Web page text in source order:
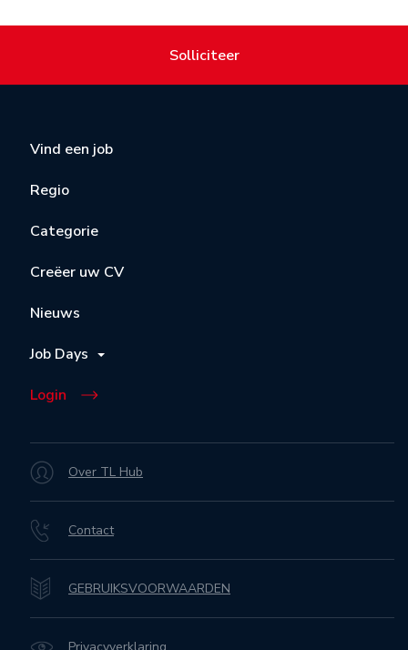
Solliciteer
Vind een job
Regio
Categorie
Creëer uw CV
Nieuws
Job Days
Login
Over TL Hub
Contact
GEBRUIKSVOORWAARDEN